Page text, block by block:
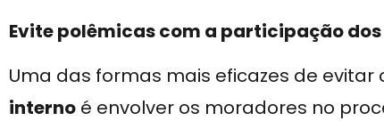
Evite polêmicas com a participação
Uma das formas mais eficazes de evitar
interno é envolver os moradores no